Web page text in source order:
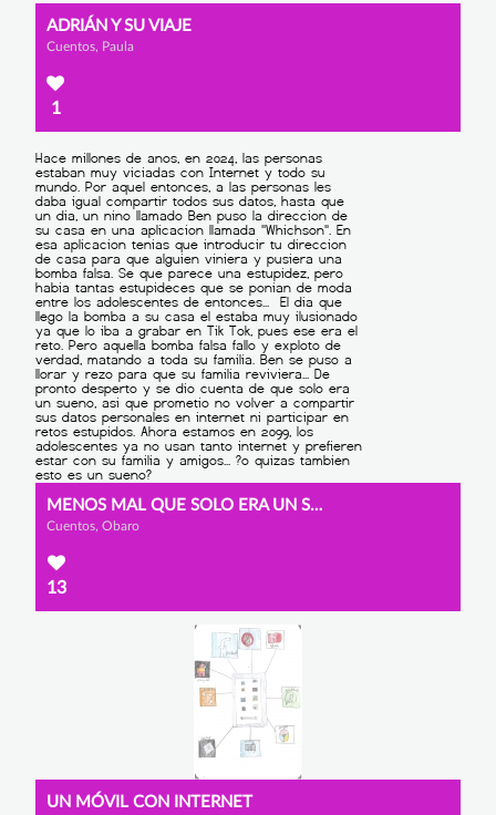
ADRIÁN Y SU VIAJE
Cuentos, Paula
1
MENOS MAL QUE SOLO ERA UN SUEÑO
Cuentos, Obaro
13
UN MÓVIL CON INTERNET